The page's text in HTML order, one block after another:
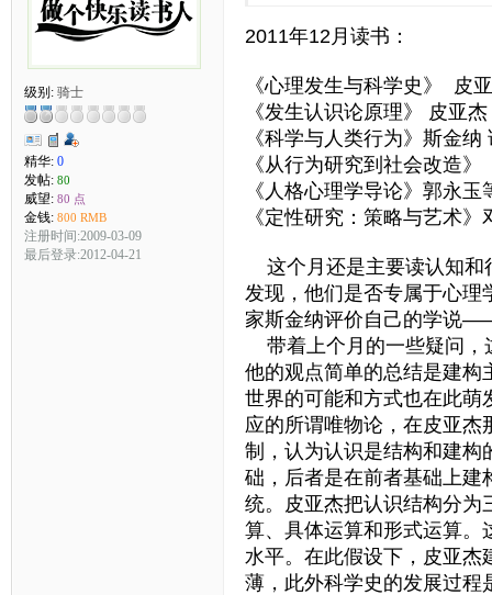
级别: 骑士
精华: 0
发帖: 80
威望: 80 点
金钱: 800 RMB
注册时间:2009-03-09
最后登录:2012-04-21
2011年12月读书：
《心理发生与科学史》 皮
《发生认识论原理》 皮亚
《科学与人类行为》斯金
《从行为研究到社会改造
《人格心理学导论》郭永
《定性研究：策略与艺术
这个月还是主要读认知和
发现，他们是否专属于心理
家斯金纳评价自己的学说
带着上个月的一些疑问，
他的观点简单的总结是建构
世界的可能和方式也在此萌
应的所谓唯物论，在皮亚杰
制，认为认识是结构和建构
础，后者是在前者基础上建
统。皮亚杰把认识结构分
算、具体运算和形式运算。
水平。在此假设下，皮亚杰
薄，此外科学史的发展过程